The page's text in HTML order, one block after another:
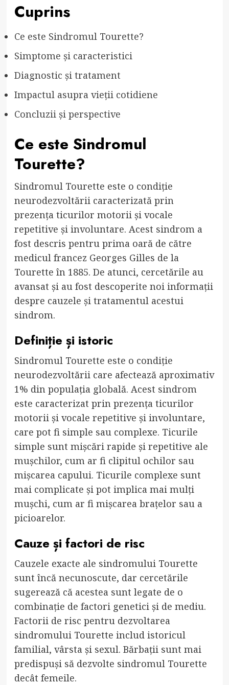
Cuprins
Ce este Sindromul Tourette?
Simptome și caracteristici
Diagnostic și tratament
Impactul asupra vieții cotidiene
Concluzii și perspective
Ce este Sindromul
Tourette?
Sindromul Tourette este o condiție
neurodezvoltării caracterizată prin
prezența ticurilor motorii și vocale
repetitive și involuntare. Acest sindrom a
fost descris pentru prima oară de către
medicul francez Georges Gilles de la
Tourette în 1885. De atunci, cercetările au
avansat și au fost descoperite noi informații
despre cauzele și tratamentul acestui
sindrom.
Definiție și istoric
Sindromul Tourette este o condiție
neurodezvoltării care afectează aproximativ
1% din populația globală. Acest sindrom
este caracterizat prin prezența ticurilor
motorii și vocale repetitive și involuntare,
care pot fi simple sau complexe. Ticurile
simple sunt mișcări rapide și repetitive ale
mușchilor, cum ar fi clipitul ochilor sau
mișcarea capului. Ticurile complexe sunt
mai complicate și pot implica mai mulți
mușchi, cum ar fi mișcarea brațelor sau a
picioarelor.
Cauze și factori de risc
Cauzele exacte ale sindromului Tourette
sunt încă necunoscute, dar cercetările
sugerează că acestea sunt legate de o
combinație de factori genetici și de mediu.
Factorii de risc pentru dezvoltarea
sindromului Tourette includ istoricul
familial, vârsta și sexul. Bărbații sunt mai
predispuși să dezvolte sindromul Tourette
decât femeile.